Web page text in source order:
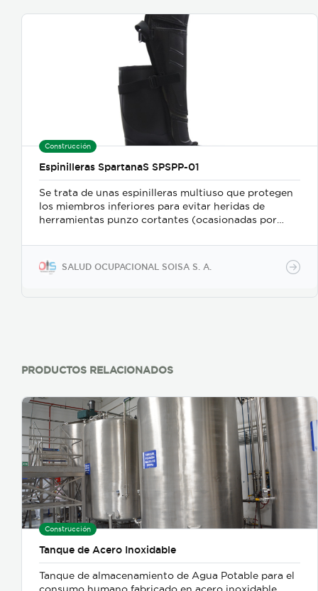
Construcción
Espinilleras SpartanaS SPSPP-01
Se trata de unas espinilleras multiuso que protegen
los miembros inferiores para evitar heridas de
herramientas punzo cortantes (ocasionadas por
golpes, mordeduras de serpientes y otros.
SALUD OCUPACIONAL SOISA S. A.
PRODUCTOS RELACIONADOS
Construcción
Tanque de Acero Inoxidable
Tanque de almacenamiento de Agua Potable para el